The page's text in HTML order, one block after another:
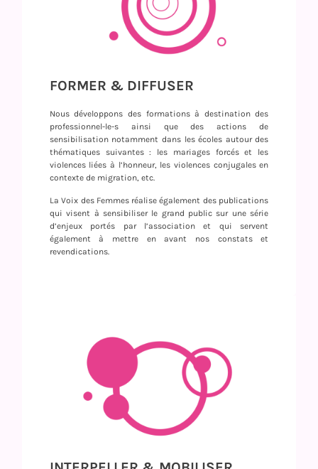
FORMER & DIFFUSER
Nous développons des formations à destination des
professionnel-le-s ainsi que des actions de
sensibilisation notamment dans les écoles autour des
thématiques suivantes : les mariages forcés et les
violences liées à l’honneur, les violences conjugales en
contexte de migration, etc.
La Voix des Femmes réalise également des publications
qui visent à sensibiliser le grand public sur une série
d’enjeux portés par l’association et qui servent
également à mettre en avant nos constats et
revendications.